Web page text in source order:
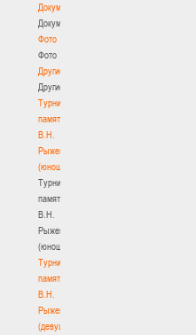
Документы
Документы
Фото
Фото
Другие
Другие
Турнир
памяти
В.Н.
Рыженкова
(юноши)
Турнир
памяти
В.Н.
Рыженкова
(юноши)
Турнир
памяти
В.Н.
Рыженкова
(девушки)